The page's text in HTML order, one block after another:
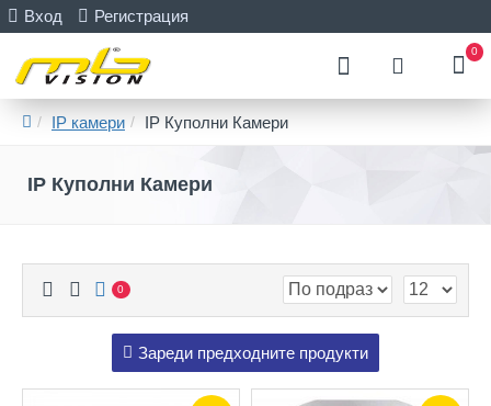
Вход Регистрация
0
IP камери IP Куполни Камери
IP Куполни Камери
0
Зареди предходните продукти